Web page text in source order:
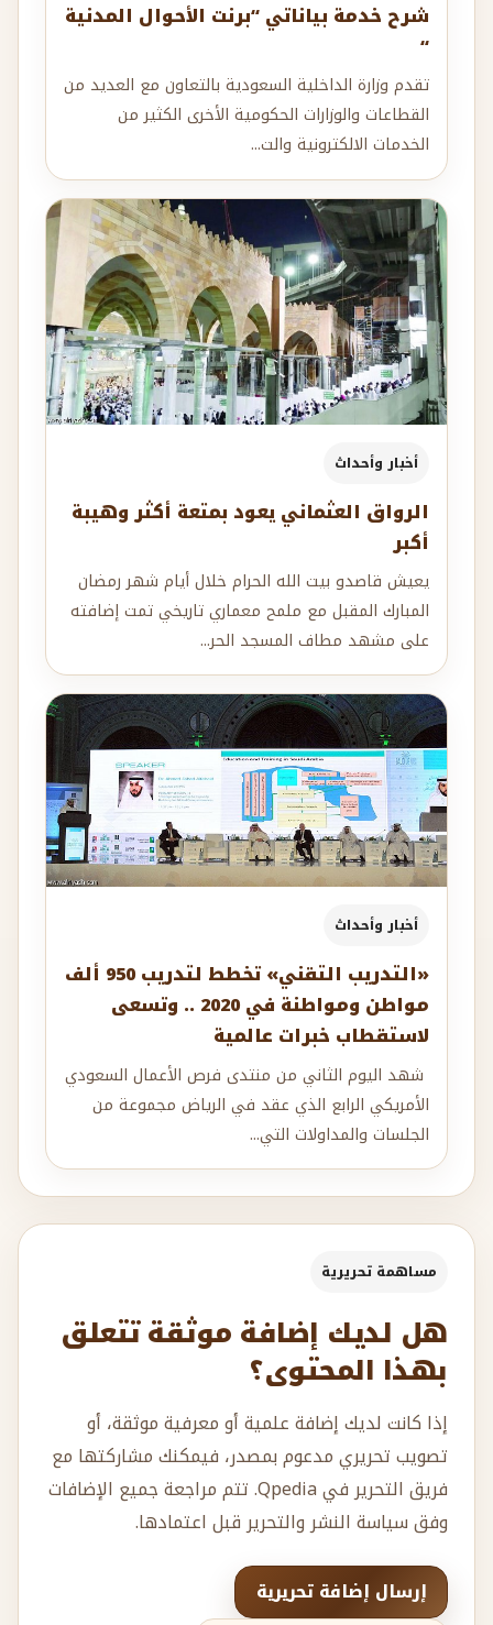
شرح خدمة بياناتي “برنت الأحوال المدنية
“
تقدم وزارة الداخلية السعودية بالتعاون مع العديد من
القطاعات والوزارات الحكومية الأخرى الكثير من
الخدمات الالكترونية والت...
أخبار وأحداث
الرواق العثماني يعود بمتعة أكثر وهيبة
أكبر
يعيش قاصدو بيت الله الحرام خلال أيام شهر رمضان
المبارك المقبل مع ملمح معماري تاريخي تمت إضافته
على مشهد مطاف المسجد الحر...
أخبار وأحداث
«التدريب التقني» تخطط لتدريب 950 ألف
مواطن ومواطنة في 2020 .. وتسعى
لاستقطاب خبرات عالمية
شهد اليوم الثاني من منتدى فرص الأعمال السعودي
الأمريكي الرابع الذي عقد في الرياض مجموعة من
الجلسات والمداولات التي...
مساهمة تحريرية
هل لديك إضافة موثقة تتعلق
بهذا المحتوى؟
إذا كانت لديك إضافة علمية أو معرفية موثقة، أو
تصويب تحريري مدعوم بمصدر، فيمكنك مشاركتها مع
فريق التحرير في Qpedia. تتم مراجعة جميع الإضافات
وفق سياسة النشر والتحرير قبل اعتمادها.
إرسال إضافة تحريرية